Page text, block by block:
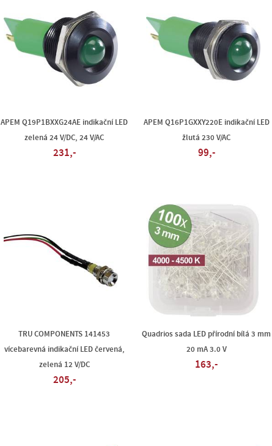
APEM Q19P1BXXG24AE indikační LED
zelená 24 V/DC, 24 V/AC
231,-
APEM Q16P1GXXY220E indikační LED
žlutá 230 V/AC
99,-
TRU COMPONENTS 141453
vícebarevná indikační LED červená,
zelená 12 V/DC
205,-
Quadrios sada LED přírodní bílá 3 mm
20 mA 3.0 V
163,-